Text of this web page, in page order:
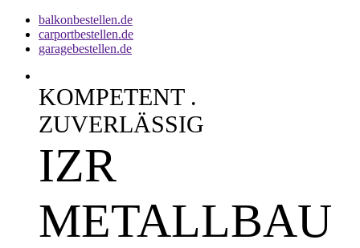
balkonbestellen.de
carportbestellen.de
garagebestellen.de
KOMPETENT .
ZUVERLÄSSIG
IZR
METALLBAU